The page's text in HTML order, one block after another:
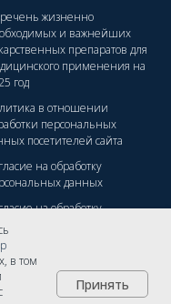
в том
Принять
жизненно
и важнейших
препаратов для
применения на
год
в отношении
персональных
посетителей сайта
на обработку
данных
на обработку
данных с
сервиса
информация